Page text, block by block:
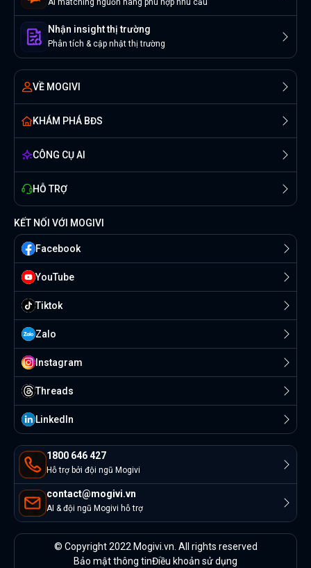
AI matching nguồn hàng phù hợp nhu cầu
Nhận insight thị trường
Phân tích & cập nhật thị trường
VỀ MOGIVI
KHÁM PHÁ BĐS
CÔNG CỤ AI
HỖ TRỢ
1800 646 427
Hỗ trợ bởi đội ngũ Mogivi
contact@mogivi.vn
AI & đội ngũ Mogivi hỗ trợ
KẾT NỐI VỚI MOGIVI
Facebook
YouTube
Tiktok
Zalo
Instagram
Threads
Linkedln
© Copyright 2022 Mogivi.vn. All rights reserved
Bảo mật thông tinĐiều khoản sử dụng